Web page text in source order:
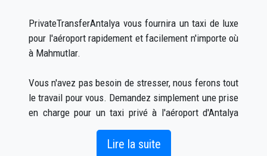
PrivateTransferAntalya vous fournira un taxi de luxe
pour l'aéroport rapidement et facilement n'importe où
à Mahmutlar.
Vous n'avez pas besoin de stresser, nous ferons tout
le travail pour vous. Demandez simplement une prise
en charge pour un taxi privé à l'aéroport d'Antalya
vers Mahmutlar (ce qui peut être fait en ligne ainsi
que par téléphone) et un chauffeur vous attendra à
Lire la suite